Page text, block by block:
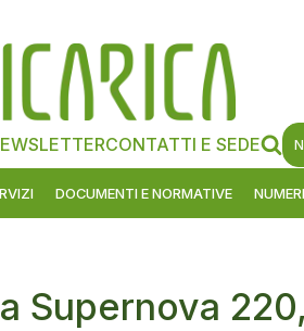
CONTATTI E SEDE
DOCUMENTI E NORMATIVE
Supernova